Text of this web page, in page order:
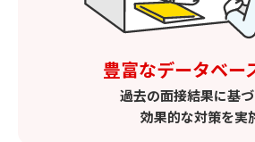
豊富なデータベー
過去の面接結果に基
効果的な対策を実